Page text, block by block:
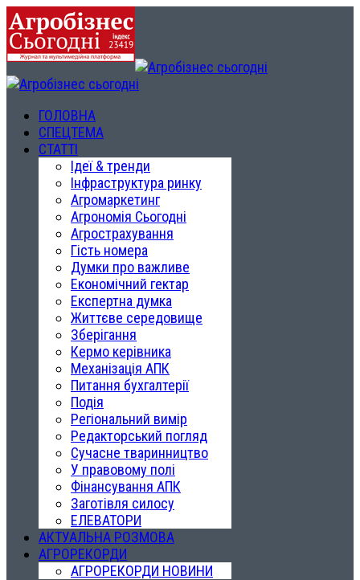
ГОЛОВНА
СПЕЦТЕМА
СТАТТІ
Ідеї & тренди
Інфраструктура ринку
Агромаркетинг
Агрономія Сьогодні
Агрострахування
Гість номера
Думки про важливе
Економічний гектар
Експертна думка
Життєве середовище
Зберігання
Кермо керівника
Механізація АПК
Питання бухгалтерії
Подія
Регіональний вимір
Редакторський погляд
Сучасне тваринництво
У правовому полі
Фінансування АПК
Заготівля силосу
ЕЛЕВАТОРИ
АКТУАЛЬНА РОЗМОВА
АГРОРЕКОРДИ
АГРОРЕКОРДИ НОВИНИ